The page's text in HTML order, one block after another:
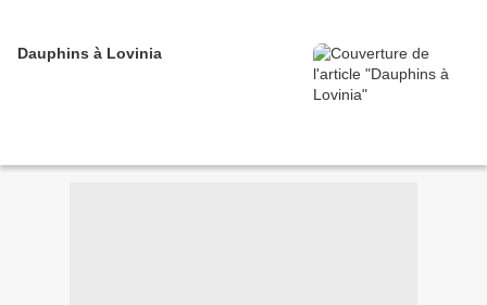
Dauphins à Lovinia